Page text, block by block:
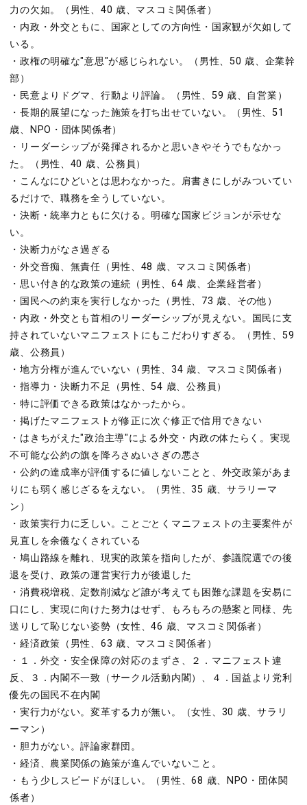
力の欠如。（男性、40 歳、マスコミ関係者）
・内政・外交ともに、国家としての方向性・国家観が欠如して
いる。
・政権の明確な"意思"が感じられない。（男性、50 歳、企業幹
部）
・民意よりドグマ、行動より評論。（男性、59 歳、自営業）
・長期的展望になった施策を打ち出せていない。（男性、51
歳、NPO・団体関係者）
・リーダーシップが発揮されるかと思いきやそうでもなかっ
た。（男性、40 歳、公務員）
・こんなにひどいとは思わなかった。肩書きにしがみついてい
るだけで、職務を全うしていない。
・決断・統率力ともに欠ける。明確な国家ビジョンが示せな
い。
・決断力がなさ過ぎる
・外交音痴、無責任（男性、48 歳、マスコミ関係者）
・思い付き的な政策の連続（男性、64 歳、企業経営者）
・国民への約束を実行しなかった（男性、73 歳、その他）
・内政・外交とも首相のリーダーシップが見えない。国民に支
持されていないマニフェストにもこだわりすぎる。（男性、59
歳、公務員）
・地方分権が進んでいない（男性、34 歳、マスコミ関係者）
・指導力・決断力不足（男性、54 歳、公務員）
・特に評価できる政策はなかったから。
・掲げたマニフェストが修正に次ぐ修正で信用できない
・はきちがえた"政治主導"による外交・内政の体たらく。実現
不可能な公約の旗を降ろさぬいさぎの悪さ
・公約の達成率が評価するに値しないことと、外交政策があま
りにも弱く感じざるをえない。（男性、35 歳、サラリーマ
ン）
・政策実行力に乏しい。ことごとくマニフェストの主要案件が
見直しを余儀なくされている
・鳩山路線を離れ、現実的政策を指向したが、参議院選での後
退を受け、政策の運営実行力が後退した
・消費税増税、定数削減など誰が考えても困難な課題を安易に
口にし、実現に向けた努力はせず、もろもろの懸案と同様、先
送りして恥じない姿勢（女性、46 歳、マスコミ関係者）
・経済政策（男性、63 歳、マスコミ関係者）
・１．外交・安全保障の対応のまずさ、２．マニフェスト違
反、３．内閣不一致（サークル活動内閣）、４．国益より党利
優先の国民不在内閣
・実行力がない。変革する力が無い。（女性、30 歳、サラリ
ーマン）
・胆力がない。評論家群団。
・経済、農業関係の施策が進んでいないこと。
・もう少しスピードがほしい。（男性、68 歳、NPO・団体関
係者）